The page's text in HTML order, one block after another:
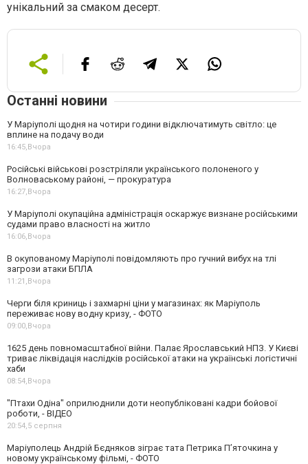
унікальний за смаком десерт.
Останні новини
У Маріуполі щодня на чотири години відключатимуть світло: це
вплине на подачу води
16:45,Вчора
Російські військові розстріляли українського полоненого у
Волноваському районі, — прокуратура
16:27,Вчора
У Маріуполі окупаційна адміністрація оскаржує визнане російськими
судами право власності на житло
16:06,Вчора
В окупованому Маріуполі повідомляють про гучний вибух на тлі
загрози атаки БПЛА
11:21,Вчора
Черги біля криниць і захмарні ціни у магазинах: як Маріуполь
переживає нову водну кризу, - ФОТО
09:00,Вчора
1625 день повномасштабної війни. Палає Ярославський НПЗ. У Києві
триває ліквідація наслідків російської атаки на українські логістичні
хаби
08:54,Вчора
"Птахи Одіна" оприлюднили доти неопубліковані кадри бойової
роботи, - ВІДЕО
20:54,5 серпня
Маріуполець Андрій Бєдняков зіграє тата Петрика П’яточкина у
новому українському фільмі, - ФОТО